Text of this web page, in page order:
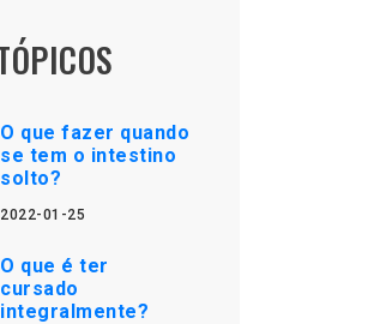
O que fazer quando
se tem o intestino
solto?
2022-01-25
O que é ter
cursado
integralmente?